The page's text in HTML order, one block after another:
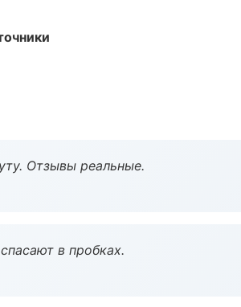
Отзывы реальные.
в пробках.